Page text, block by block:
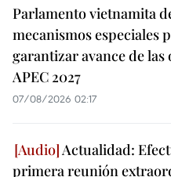
Parlamento vietnamita
mecanismos especiales
garantizar avance de las
APEC 2027
07/08/2026 02:17
Actualidad:
primera reunión